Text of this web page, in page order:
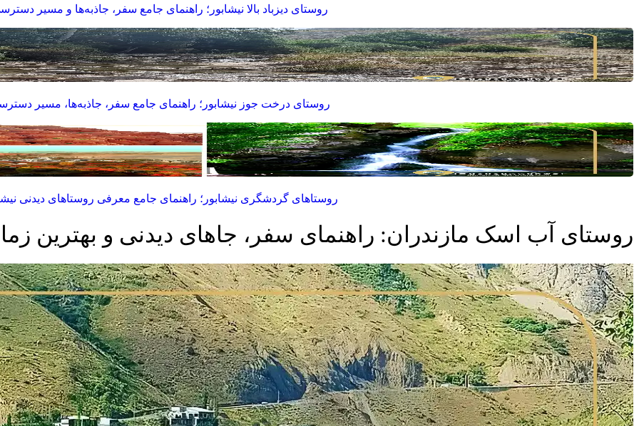
روستای دیزباد بالا نیشابور؛ راهنمای جامع سفر، جاذبه‌ها و مسیر
روستای درخت جوز نیشابور؛ راهنمای جامع سفر، جاذبه‌ها، مسیر
روستاهای گردشگری نیشابور؛ راهنمای جامع معرفی روستاهای دیدنی
روستای آب‌ اسک مازندران: راهنمای سفر، جاهای دیدنی و بهترین